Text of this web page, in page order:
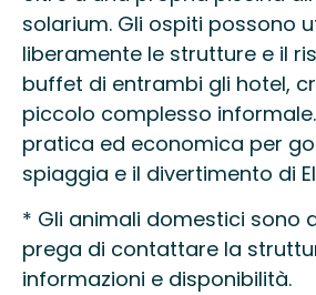
solarium. Gli ospiti possono
liberamente le strutture e il
buffet di entrambi gli hotel,
piccolo complesso
pratica ed economica per
spiaggia e il divertimento di
* Gli animali domestici sono
prega di contattare la
informazioni e disponibilità.